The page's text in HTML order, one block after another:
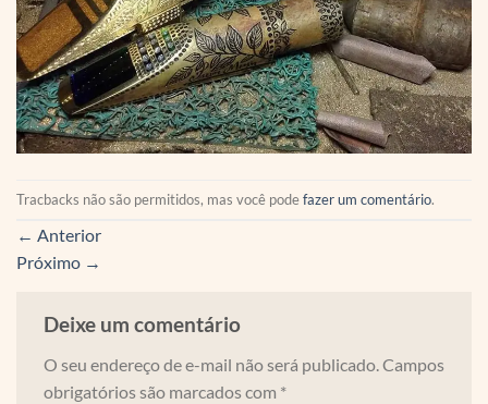
Tracbacks não são permitidos, mas você podefazer um comentário.
← Anterior
Próximo →
Deixe um comentário
O seu endereço de e-mail não será publicado.Campos
obrigatórios são marcados com *